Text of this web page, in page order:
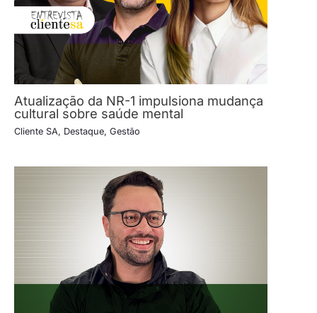
Atualização da NR-1 impulsiona mudança
cultural sobre saúde mental
Cliente SA, Destaque, Gestão